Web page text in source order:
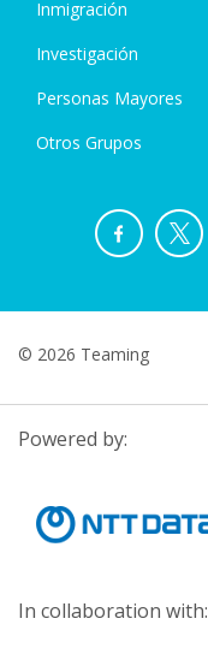
Inmigración
Investigación
Personas Mayores
Otros Grupos
© 2026 Teaming
Powered by:
In collaboration with: